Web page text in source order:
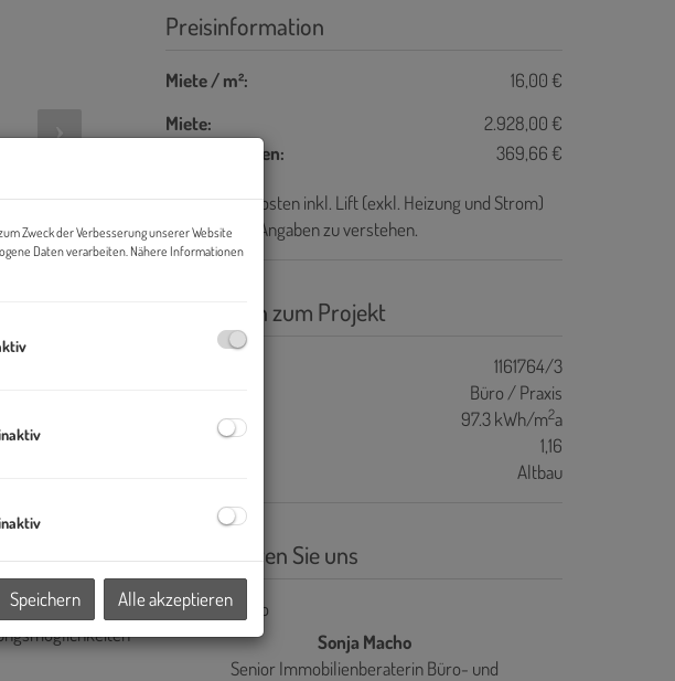
verbindet die
und den
Preisinformation
Miete / m²:
16,00 €
Miete:
2.928,00 €
Betriebskosten:
369,66 €
Die Betriebskosten inkl. Lift (exkl. Heizung und Strom)
sind als zirka Angaben zu verstehen.
Basisdaten zum Projekt
1161764/3
Büro / Praxis
97.3 kWh/m2a
1,16
Altbau
Kontaktieren Sie uns
Sonja Macho
Senior Immobilienberaterin Büro- und
Zweck der Verbesserung unserer Website
Daten verarbeiten. Nähere Informationen
Speichern Alle akzeptieren